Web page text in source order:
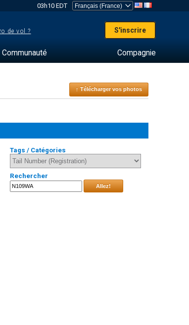
03h10 EDT
de vol ? S'inscrire
Communauté Compagnie
↑ Télécharger vos photos
Tags / Catégories
Rechercher
Allez!